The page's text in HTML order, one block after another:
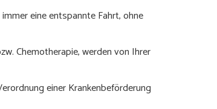
eine entspannte Fahrt, ohne
Chemotherapie, werden von Ihrer
einer Krankenbeförderung